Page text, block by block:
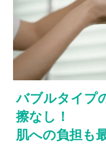
バブルタイプ
擦なし！
肌への負担も